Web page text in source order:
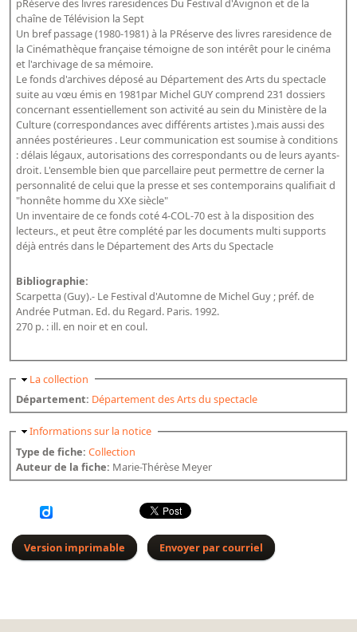
Publications
Guides des sources publiés
Ouvrages et documents sur la BnF numérisés dans Gallica
Revue de la Bibliothèque nationale de France
Directeurs de la Bibliothèque nationale du XIVe siècle à nos jours
Listes et biographies des directeurs de départements
Implantations de la Bibliothèque nationale de France
Le fil de l'histoire (frise chonologique)
La Bibliothèque nationale de France à livre ouvert
Richelieu, Bibliothèques - Musée - Galeries
Dépôt de la Commission de récupération artistique
Appels
Appel à chercheurs : bourse Comité d’histoire de la BnF
Appel à projets
Recherche de sujets de recherche
Faire une suggestion de recherche
Fournir un témoignage et/ou un document
pRéserve des livres raresidences Du Festival d'Avignon et de la
chaîne de Télévision la Sept
Un bref passage (1980-1981) à la PRéserve des livres raresidence de
la Cinémathèque française témoigne de son intérêt pour le cinéma
et l'archivage de sa mémoire.
Le fonds d'archives déposé au Département des Arts du spectacle
suite au vœu émis en 1981par Michel GUY comprend 231 dossiers
concernant essentiellement son activité au sein du Ministère de la
Culture (correspondances avec différents artistes ).mais aussi des
années postérieures . Leur communication est soumise à conditions
: délais légaux, autorisations des correspondants ou de leurs ayants-
droit. L'ensemble bien que parcellaire peut permettre de cerner la
personnalité de celui que la presse et ses contemporains qualifiait d
"honnête homme du XXe siècle"
Un inventaire de ce fonds coté 4-COL-70 est à la disposition des
lecteurs., et peut être complété par les documents multi supports
déjà entrés dans le Département des Arts du Spectacle
Bibliographie:
Scarpetta (Guy).- Le Festival d'Automne de Michel Guy ; préf. de
Andrée Putman. Ed. du Regard. Paris. 1992.
270 p. : ill. en noir et en coul.
Masquer
La collection
Département: Département des Arts du spectacle
Masquer
Informations sur la notice
Type de fiche:Collection
Auteur de la fiche: Marie-Thérèse Meyer
Version imprimable Envoyer par courriel